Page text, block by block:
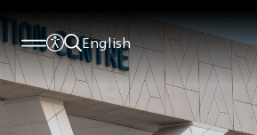
English